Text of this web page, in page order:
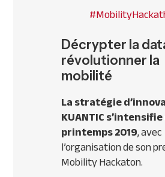
Décrypter la
révolutionner la
mobilité
La stratégie
KUANTIC
printemps 2019, avec
l’organisation de son
Mobility Hackaton.